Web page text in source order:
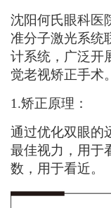
沈阳何氏眼科医
准分子激光系统
计系统，广泛开
觉老视矫正手术。
1.矫正原理 ：
通过优化双眼的
最佳视力，用于
数 ， 用于看近。